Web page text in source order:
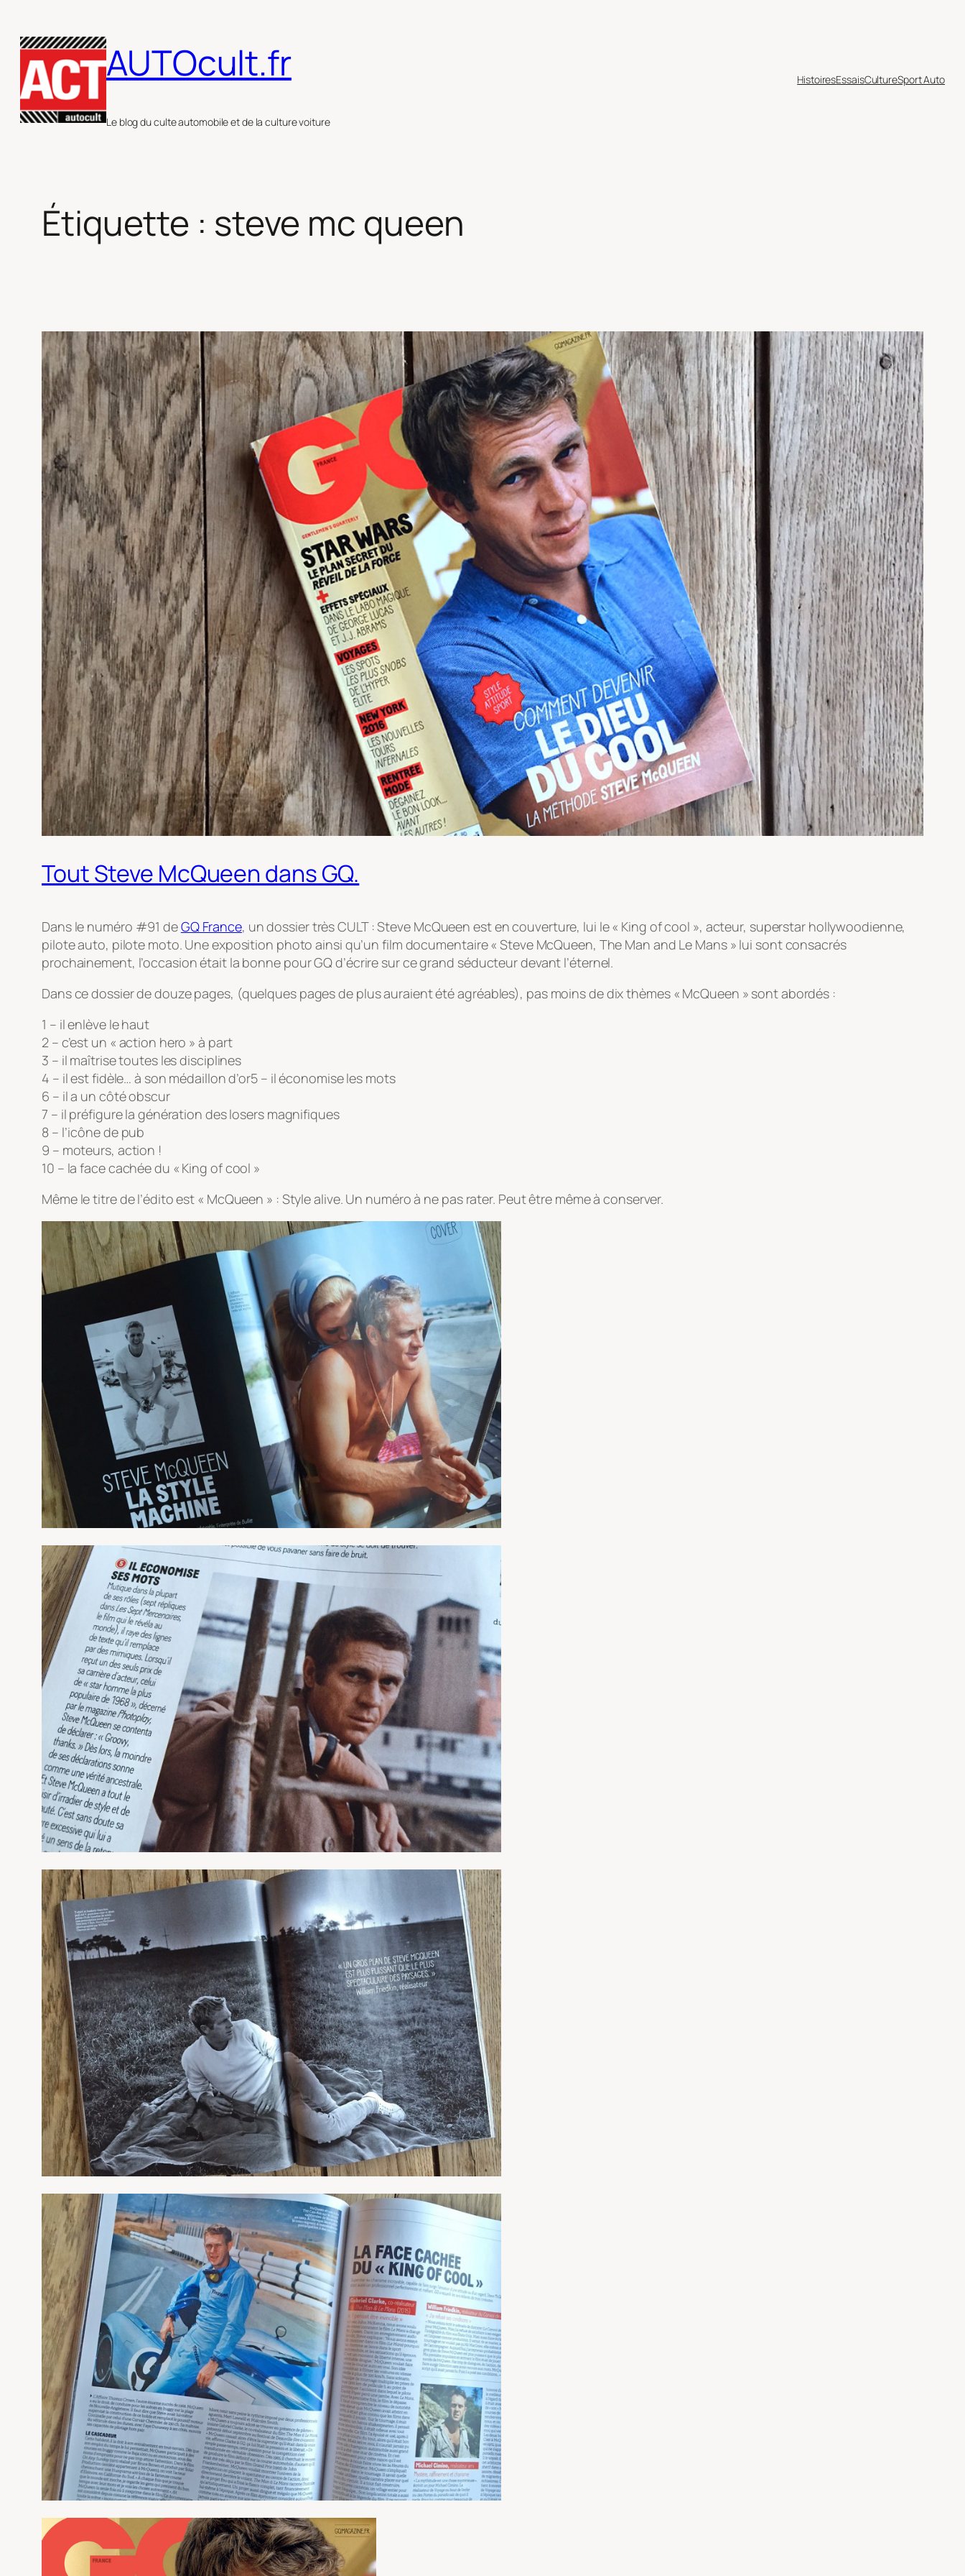
au
contenu
AUTOcult.fr
Le blog du culte automobile et de la culture voiture
HistoiresEssaisCultureSport Auto
Étiquette : steve mc queen
Tout Steve McQueen dans GQ.
Dans le numéro #91 deGQ France, un dossier très CULT : Steve McQueen est en couverture, lui le « King of cool », acteur, superstar hollywoodienne,
pilote auto, pilote moto. Une exposition photo ainsi qu’un film documentaire « Steve McQueen, The Man and Le Mans » lui sont consacrés
prochainement, l’occasion était la bonne pour GQ d’écrire sur ce grand séducteur devant l’éternel.
Dans ce dossier de douze pages, (quelques pages de plus auraient été agréables), pas moins de dix thèmes « McQueen » sont abordés :
1 – il enlève le haut
2 – c’est un « action hero » à part
3 – il maîtrise toutes les disciplines
4 – il est fidèle… à son médaillon d’or5 – il économise les mots
6 – il a un côté obscur
7 – il préfigure la génération des losers magnifiques
8 – l’icône de pub
9 – moteurs, action !
10 – la face cachée du « King of cool »
Même le titre de l’édito est « McQueen » : Style alive. Un numéro à ne pas rater. Peut être même à conserver.